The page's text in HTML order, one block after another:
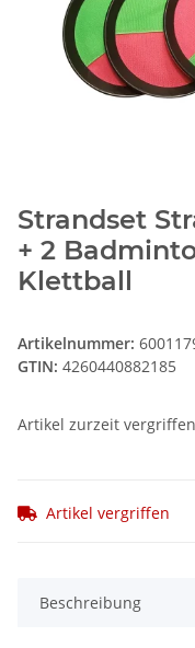
Strandset
+ 2
Klettball
Artikelnummer:
GTIN: 4260440882185
Artikel zurzeit vergriffen
Artikel vergriffen
Beschreibung